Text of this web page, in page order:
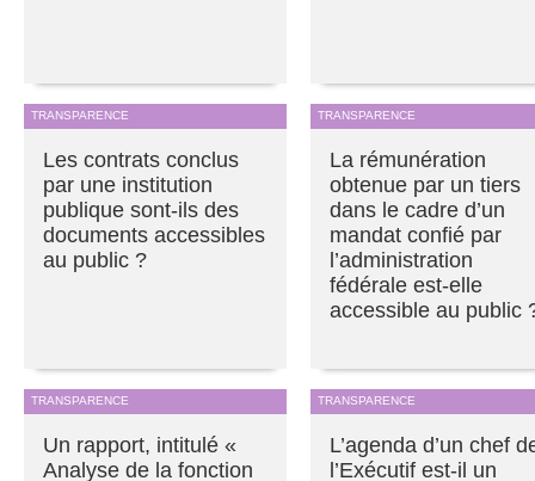
TRANSPARENCE
Les contrats conclus
par une institution
publique sont-ils des
documents accessibles
au public ?
TRANSPARENCE
La rémunération
obtenue par un tiers
dans le cadre d’un
mandat confié par
l’administration
fédérale est-elle
accessible au public
TRANSPARENCE
Un rapport, intitulé «
Analyse de la fonction
TRANSPARENCE
L’agenda d’un chef
l’Exécutif est-il un